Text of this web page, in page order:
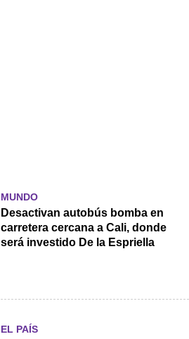
MUNDO
Desactivan autobús bomba en
carretera cercana a Cali, donde
será investido De la Espriella
EL PAÍS